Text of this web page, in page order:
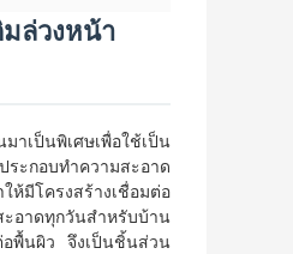
ล่วงหน้า
าเป็นพิเศษเพื่อใช้เป็น
ะกอบทำความสะอาด
มีโครงสร้างเชื่อมต่อ
อาดทุกวันสำหรับบ้าน
พื้นผิว จึงเป็นชิ้นส่วน